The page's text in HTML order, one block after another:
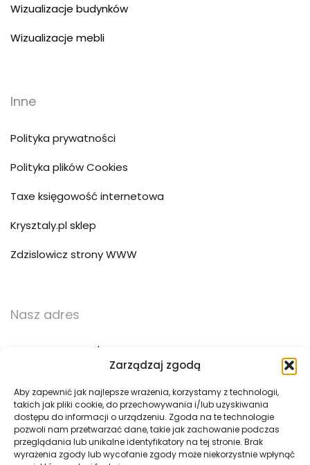
Zarządzaj zgodą
Aby zapewnić jak najlepsze wrażenia, korzystamy z technologii,
takich jak pliki cookie, do przechowywania i/lub uzyskiwania
dostępu do informacji o urządzeniu. Zgoda na te technologie
pozwoli nam przetwarzać dane, takie jak zachowanie podczas
przeglądania lub unikalne identyfikatory na tej stronie. Brak
wyrażenia zgody lub wycofanie zgody może niekorzystnie wpłynąć
Wizualizacje budynków
Wizualizacje mebli
Inne
Polityka prywatności
Polityka plików Cookies
Taxe księgowość internetowa
Krysztaly.pl sklep
Zdzislowicz strony WWW
Nasz adres
ul. Trzebińska 56/15
783 783 360
biuro@pogotowie3d.pl